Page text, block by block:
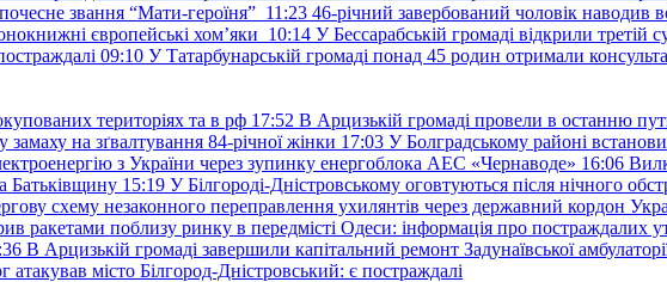
звання “Мати-героїня” 11:23 46-річний завербований чоловік наводив
європейські хом’яки 10:14 У Бессарабській громаді відкрили
09:10 У Татарбунарській громаді понад 45 родин отримали
територіях та в рф 17:52 В Арцизькій громаді провели в останню
на зґвалтування 84-річної жінки 17:03 У Болградському районі
з України через зупинку енергоблока АЕС «Чернаводе» 16:06
Батьківщину 15:19 У Білгороді-Дністровському оговтуються після нічного
схему незаконного переправлення ухилянтів через державний кордон
ракетами поблизу ринку в передмісті Одеси: інформація про
В Арцизькій громаді завершили капітальний ремонт Задунаївської
атакував місто Білгород-Дністровський: є постраждалі